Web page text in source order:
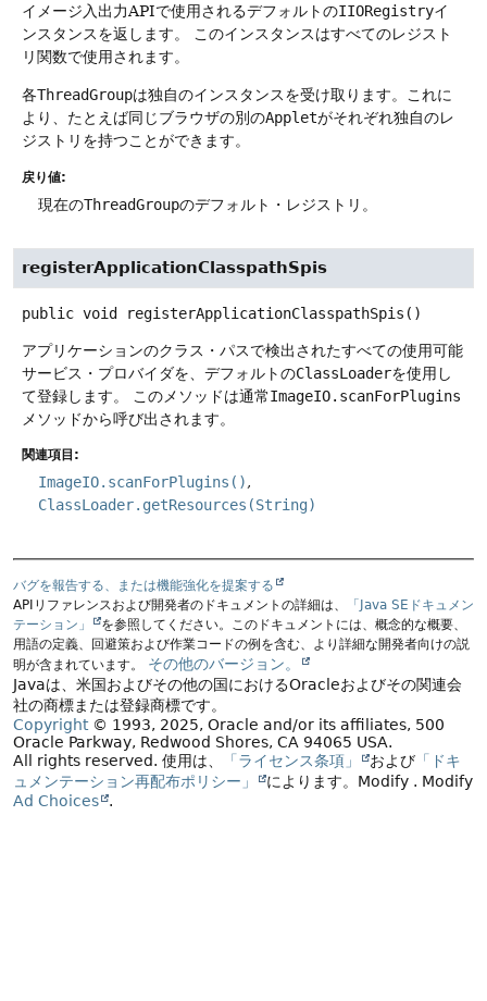
イメージ入出力APIで使用されるデフォルトのIIORegistryイ
ンスタンスを返します。
このインスタンスはすべてのレジスト
リ関数で使用されます。
各ThreadGroupは独自のインスタンスを受け取ります。これに
より、たとえば同じブラウザの別のAppletがそれぞれ独自のレ
ジストリを持つことができます。
戻り値:
現在のThreadGroupのデフォルト・レジストリ。
registerApplicationClasspathSpis
public void registerApplicationClasspathSpis ()
アプリケーションのクラス・パスで検出されたすべての使用可能
サービス・プロバイダを、デフォルトのClassLoaderを使用し
て登録します。
このメソッドは通常ImageIO.scanForPlugins
メソッドから呼び出されます。
関連項目:
ImageIO.scanForPlugins()
ClassLoader.getResources(String)
バグを報告する、または機能強化を提案する
APIリファレンスおよび開発者のドキュメントの詳細は、
「Java SEドキュメン
テーション」
を参照してください。このドキュメントには、概念的な概要、
用語の定義、回避策および作業コードの例を含む、より詳細な開発者向けの説
明が含まれています。
その他のバージョン。
Javaは、米国およびその他の国におけるOracleおよびその関連会
社の商標または登録商標です。
Copyright© 1993, 2025, Oracle and/or its affiliates, 500
Oracle Parkway, Redwood Shores, CA 94065 USA.
All rights reserved. 使用は、 「ライセンス条項」 および 「ドキ
ュメンテーション再配布ポリシー」
によります。 Modify . Modify
Ad Choices
.